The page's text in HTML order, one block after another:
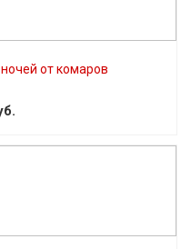
от комаров